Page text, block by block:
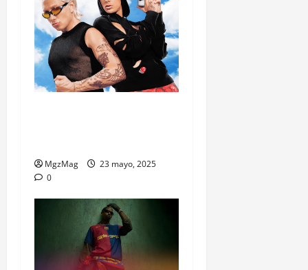
MgzMag
23 mayo, 2025
0